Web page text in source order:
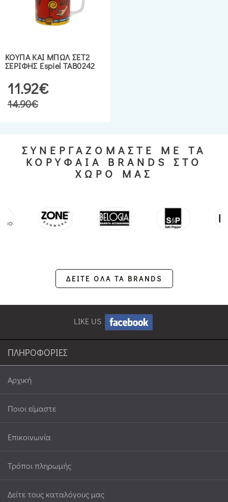
ΚΟΥΠΑ ΚΑΙ ΜΠΩΛ ΣΕΤ2
ΣΕΡΙΦΗΣ Espiel TAB0242
11.92€
14.90€
ΣΥΝΕΡΓΑΖΟΜΑΣΤΕ ΜΕ ΤΑ
ΚΟΡΥΦΑΙΑ BRANDS ΣΤΟ
ΧΩΡΟ ΜΑΣ
ΔΕΙΤΕ ΟΛΑ ΤΑ BRANDS
LIKE US
ΠΛΗΡΟΦΟΡΙΕΣ
Αρχική
Ποιοι είμαστε
Επικοινωνία
Τρόποι πληρωμής
Δείτε τους καταλόγους μας